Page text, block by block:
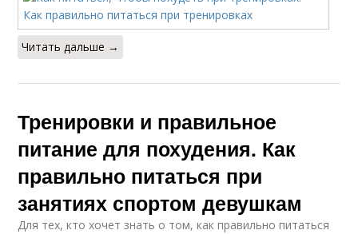
Читать дальше →
Тренировки и правильное
питание для похудения. Как
правильно питаться при
занятиях спортом девушкам
Для тех, кто хочет знать о том, как правильно питаться